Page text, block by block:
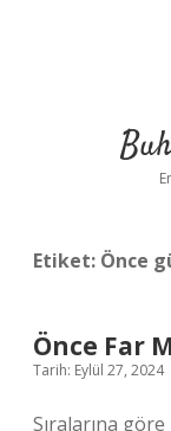
Etiket: Önce
Önce Far
Tarih: Eylül 27, 2024
Sıralarına göre